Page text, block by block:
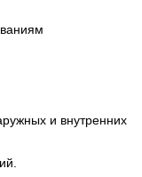
и внутренних